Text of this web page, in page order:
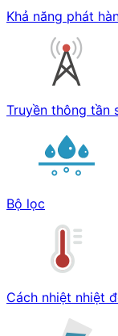
Khả năng phát
Truyền thông tần
Bộ lọc
Cách nhiệt nhiệt